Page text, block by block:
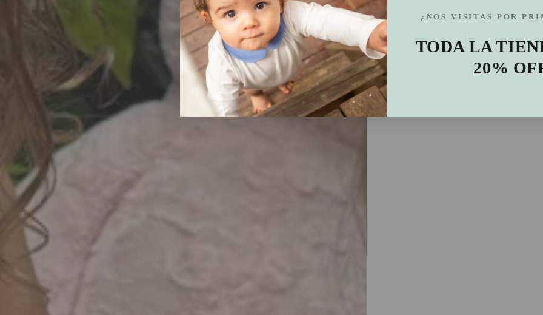
¿NOS VISITAS POR
TODA LA
20%